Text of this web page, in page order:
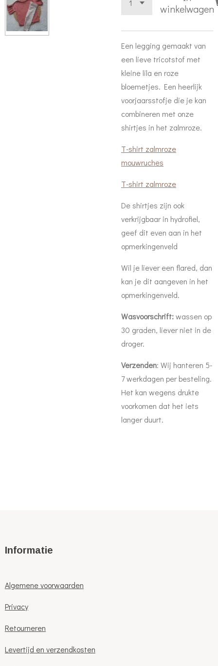
winkelwagen
Een legging gemaakt van
een lieve tricotstof met
kleine lila en roze
bloemetjes. Een heerlijk
voorjaarsstofje die je kan
combineren met onze
shirtjes in het zalmroze.
T-shirt zalmroze
mouwruches
T-shirt zalmroze
De shirtjes zijn ook
verkrijgbaar in hydrofiel,
geef dit even aan in het
opmerkingenveld
Wil je liever een flared, dan
kan je dit aangeven in het
opmerkingenveld.
Wasvoorschrift:wassen op
30 graden, liever niet in de
droger.
Verzenden: Wij hanteren 5-
7 werkdagen per besteling.
Het kan wegens drukte
voorkomen dat het iets
langer duurt.
Informatie
Algemene voorwaarden
Privacy
Retourneren
Levertijd en verzendkosten